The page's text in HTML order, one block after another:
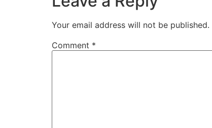
Your email address will not be published.
Comment *